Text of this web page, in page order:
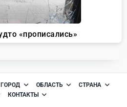
ГОРОД ОБЛАСТЬ
СТРАНА
КОНТАКТЫ